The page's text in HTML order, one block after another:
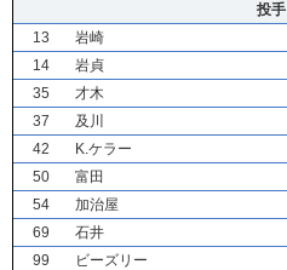
投手
13
岩崎
14
岩貞
35
才木
37
及川
42
K.ケラー
50
富田
54
加治屋
69
石井
99
ビーズリー